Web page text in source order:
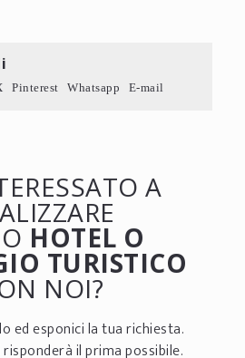
Pinterest Whatsapp E-mail
A
HOTEL O
TURISTICO
NOI?
ed esponici la tua richiesta.
il prima possibile.